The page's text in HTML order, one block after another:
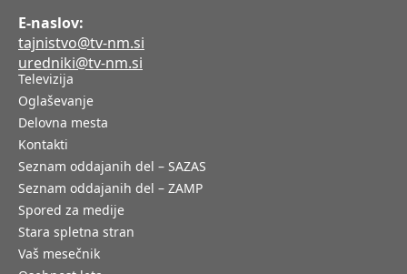
E-naslov:
tajnistvo@tv-nm.si
uredniki@tv-nm.si
Televizija
Oglaševanje
Delovna mesta
Kontakti
Seznam oddajanih del – SAZAS
Seznam oddajanih del – ZAMP
Spored za medije
Stara spletna stran
Vaš mesečnik